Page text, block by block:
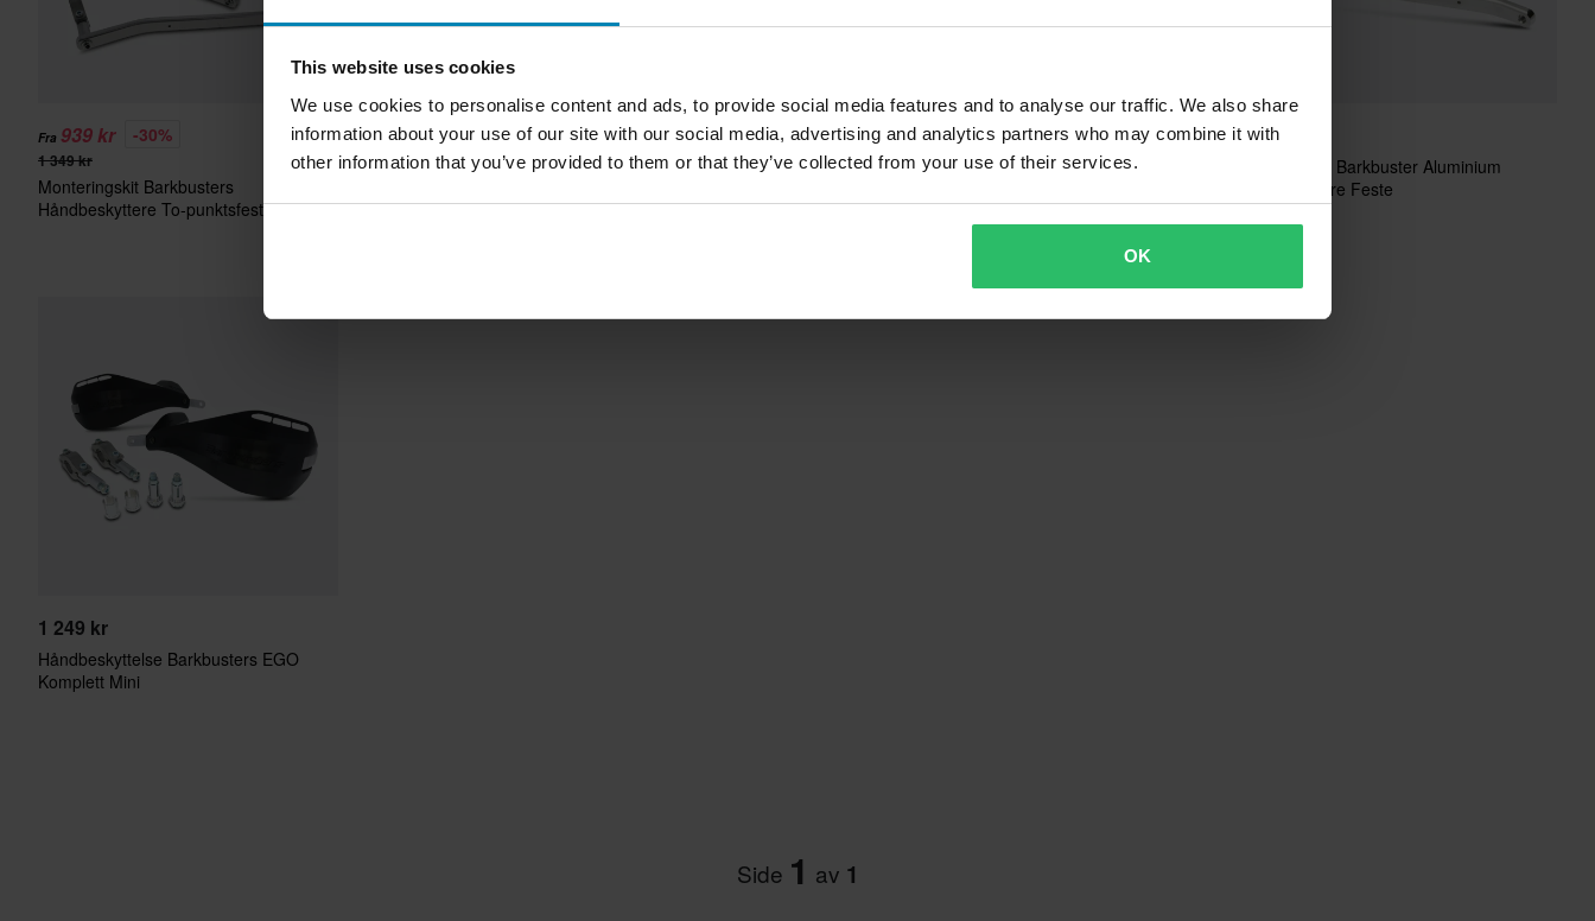
This website uses cookies
We use cookies to personalise content and ads, to provide social media features and to analyse our traffic. We also share
information about your use of our site with our social media, advertising and analytics partners who may combine it with
other information that you’ve provided to them or that they’ve collected from your use of their services.
OK
Fra 939 kr -30%
1 349 kr
Monteringskit Barkbusters
Håndbeskyttere To-punktsfeste
Fra879 kr -32%
1 299 kr
Fra 1 099 kr
1 199 kr
2 069 kr
2 099 kr
Handguards
299 kr
Backbone Barkbuster Aluminium
V053 Høyre Feste
1 249 kr
Håndbeskyttelse Barkbusters EGO
Komplett Mini
Side 1 av 1